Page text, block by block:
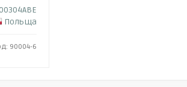
Польща
90004-6